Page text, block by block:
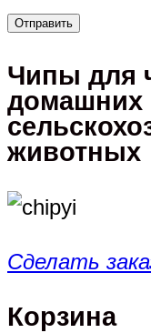
Чипы для
домашних
животных
Сделать
Корзина